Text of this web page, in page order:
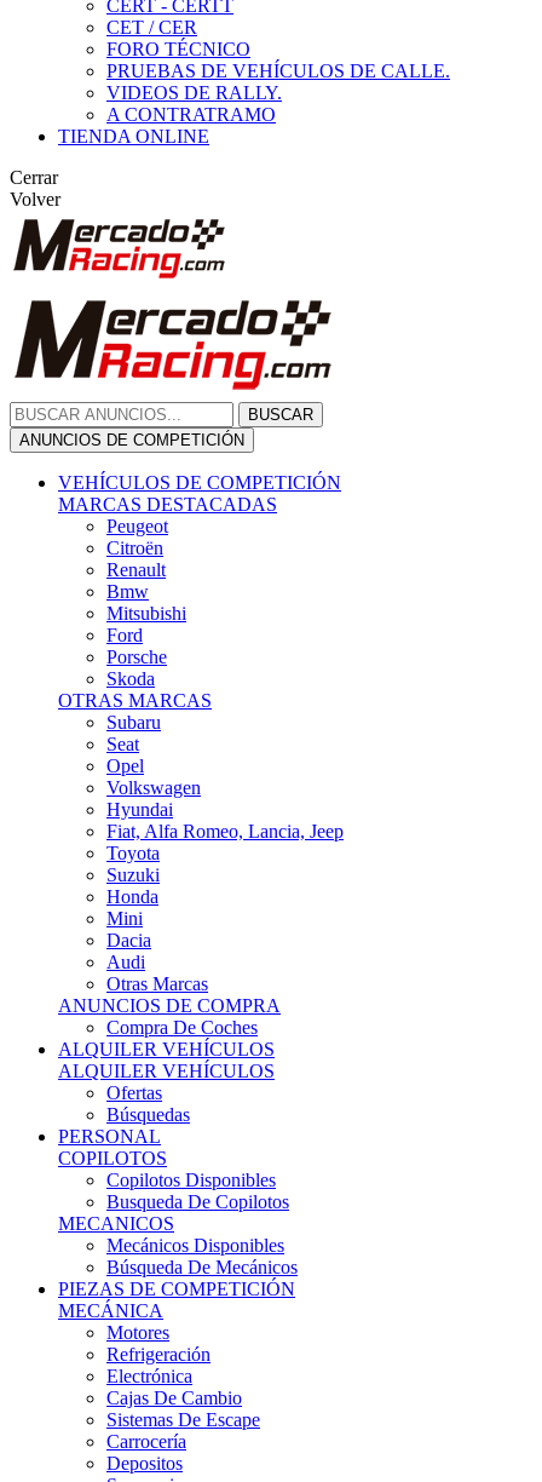
CERT - CERTT
CET / CER
FORO TÉCNICO
PRUEBAS DE VEHÍCULOS DE CALLE.
VIDEOS DE RALLY.
A CONTRATRAMO
TIENDA ONLINE
Cerrar
Volver
BUSCAR
ANUNCIOS DE COMPETICIÓN
VEHÍCULOS DE COMPETICIÓN
MARCAS DESTACADAS
Peugeot
Citroën
Renault
Bmw
Mitsubishi
Ford
Porsche
Skoda
OTRAS MARCAS
Subaru
Seat
Opel
Volkswagen
Hyundai
Fiat, Alfa Romeo, Lancia, Jeep
Toyota
Suzuki
Honda
Mini
Dacia
Audi
Otras Marcas
ANUNCIOS DE COMPRA
Compra De Coches
ALQUILER VEHÍCULOS
ALQUILER VEHÍCULOS
Ofertas
Búsquedas
PERSONAL
COPILOTOS
Copilotos Disponibles
Busqueda De Copilotos
MECANICOS
Mecánicos Disponibles
Búsqueda De Mecánicos
PIEZAS DE COMPETICIÓN
MECÁNICA
Motores
Refrigeración
Electrónica
Cajas De Cambio
Sistemas De Escape
Carrocería
Depositos